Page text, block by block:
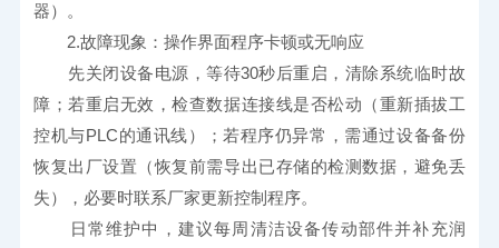
器）。
2.故障现象：操作界面程序卡顿或无响应
先关闭设备电源，等待30秒后重启，清除系统临时故
障；若重启无效，检查数据连接线是否松动（重新插拔工
控机与PLC的通讯线）；若程序仍异常，需通过设备备份
恢复出厂设置（恢复前需导出已存储的检测数据，避免丢
失），必要时联系厂家更新控制程序。
日常维护中，建议每周清洁设备传动部件并补充润